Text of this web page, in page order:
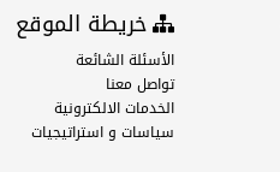
خريطة الموقع
الأسئلة الشائعة
تواصل معنا
الخدمات الالكترونية
سياسات و استراتيجيات